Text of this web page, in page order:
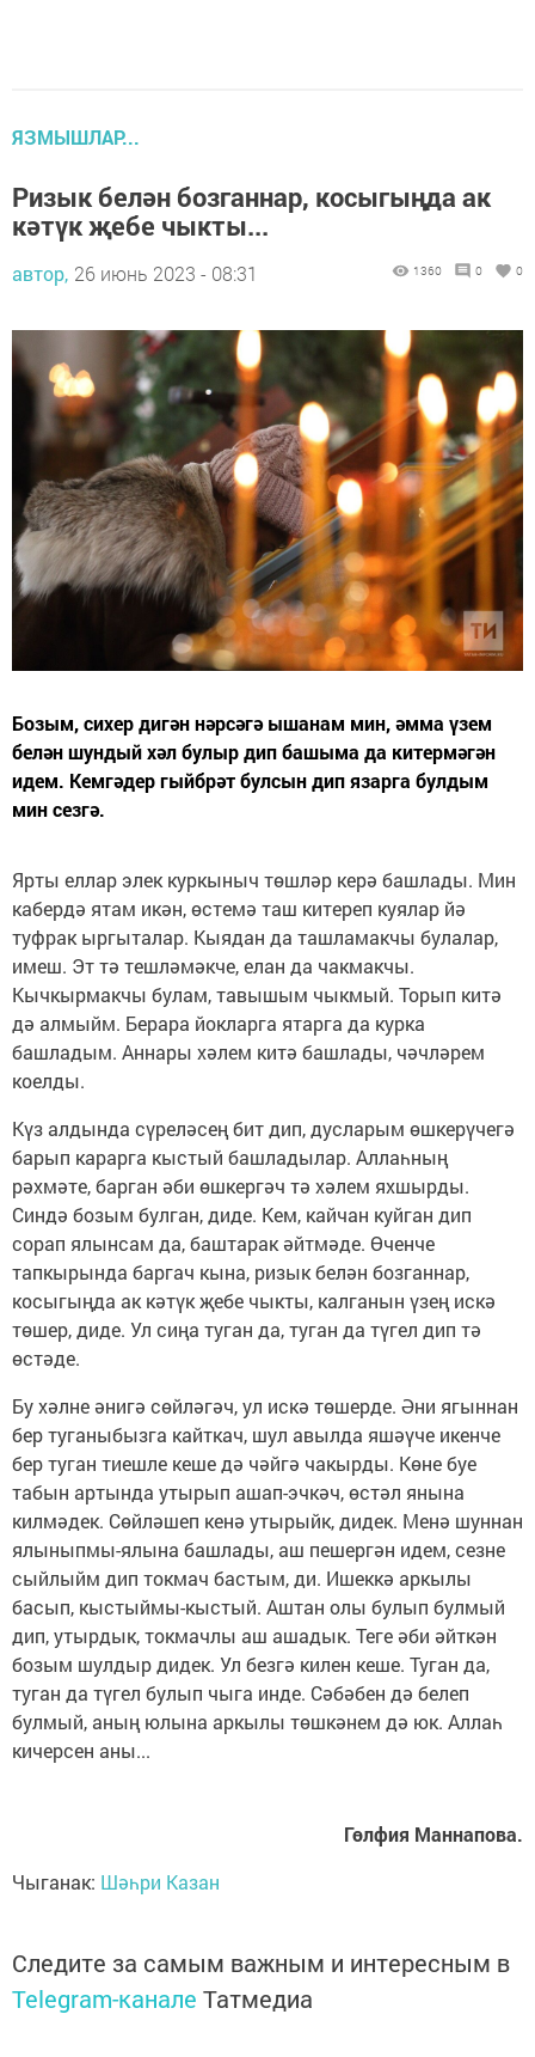
ЯЗМЫШЛАР...
Ризык белән бозганнар, косыгыңда ак
кәтүк җебе чыкты...
автор, 26 июнь 2023 - 08:31 1360 0 0
Бозым, сихер дигән нәрсәгә ышанам мин, әмма үзем
белән шундый хәл булыр дип башыма да китермәгән
идем. Кемгәдер гыйбрәт булсын дип язарга булдым
мин сезгә.
Ярты еллар элек куркыныч төшләр керә башлады. Мин
кабердә ятам икән, өстемә таш китереп куялар йә
туфрак ыргыталар. Кыядан да ташламакчы булалар,
имеш. Эт тә тешләмәкче, елан да чакмакчы.
Кычкырмакчы булам, тавышым чыкмый. Торып китә
дә алмыйм. Берара йокларга ятарга да курка
башладым. Аннары хәлем китә башлады, чәчләрем
коелды.
Күз алдында сүреләсең бит дип, дусларым өшкерүчегә
барып карарга кыстый башладылар. Аллаһның
рәхмәте, барган әби өшкергәч тә хәлем яхшырды.
Синдә бозым булган, диде. Кем, кайчан куйган дип
сорап ялынсам да, баштарак әйтмәде. Өченче
тапкырында баргач кына, ризык белән бозганнар,
косыгыңда ак кәтүк җебе чыкты, калганын үзең искә
төшер, диде. Ул сиңа туган да, туган да түгел дип тә
өстәде.
Бу хәлне әнигә сөйләгәч, ул искә төшерде. Әни ягыннан
бер туганыбызга кайткач, шул авылда яшәүче икенче
бер туган тиешле кеше дә чәйгә чакырды. Көне буе
табын артында утырып ашап-эчкәч, өстәл янына
килмәдек. Сөйләшеп кенә утырыйк, дидек. Менә шуннан
ялыныпмы-ялына башлады, аш пешергән идем, сезне
сыйлыйм дип токмач бастым, ди. Ишеккә аркылы
басып, кыстыймы-кыстый. Аштан олы булып булмый
дип, утырдык, токмачлы аш ашадык. Теге әби әйткән
бозым шулдыр дидек. Ул безгә килен кеше. Туган да,
туган да түгел булып чыга инде. Сәбәбен дә белеп
булмый, аның юлына аркылы төшкәнем дә юк. Аллаһ
кичерсен аны...
Гөлфия Маннапова.
Чыганак: Шәһри Казан
Следите за самым важным и интересным в
Telegram-канале Татмедиа